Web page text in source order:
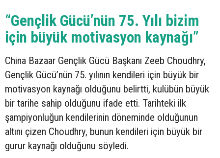
“Gençlik Gücü’nün 75. Yılı bizim
için büyük motivasyon kaynağı”
China Bazaar Gençlik Gücü Başkanı Zeeb Choudhry,
Gençlik Gücü’nün 75. yılının kendileri için büyük bir
motivasyon kaynağı olduğunu belirtti, kulübün büyük
bir tarihe sahip olduğunu ifade etti. Tarihteki ilk
şampiyonluğun kendilerinin döneminde olduğunun
altını çizen Choudhry, bunun kendileri için büyük bir
gurur kaynağı olduğunu söyledi.